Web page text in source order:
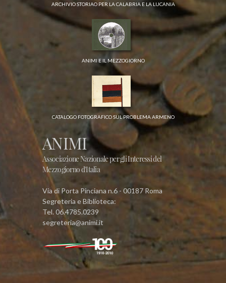
ARCHIVIO STORIAO PER LA CALABRIA E LA LUCANIA
ANIMI E IL MEZZOGIORNO
CATALOGO FOTOGRAFICO SUL PROBLEMA ARMENO
ANIMI
Associazione Nazionale per gli Interessi del
Mezzogiorno d'Italia
Via di Porta Pinciana n.6 - 00187 Roma
Segreteria e Biblioteca:
Tel. 06.4785.0239
segreteria@animi.it